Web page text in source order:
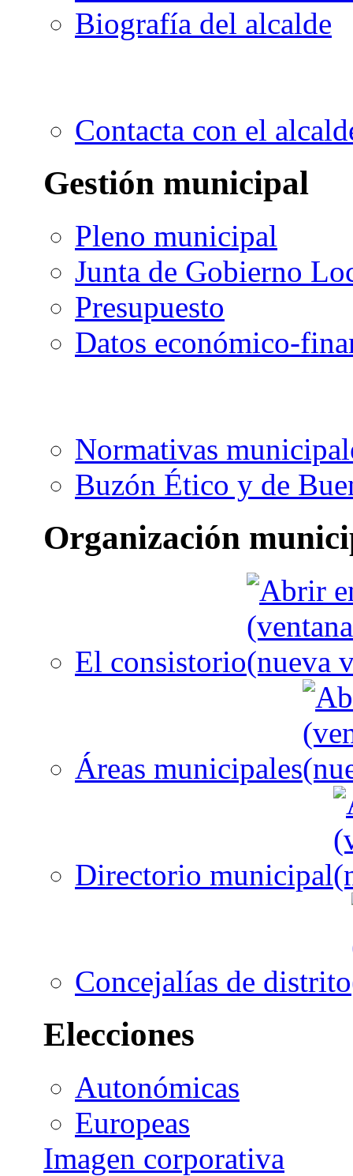
Biografía del alcalde
Contacta con el
Gestión municipal
Pleno municipal
Junta de Gobierno
Presupuesto
Datos económico-
Normativas
Buzón Ético y de
Organización
El consistorio
Áreas municipales
Directorio municipal
Concejalías de distrito
Elecciones
Autonómicas
Europeas
Imagen corporativa